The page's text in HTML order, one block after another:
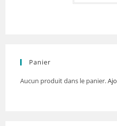
Panier
Aucun produit dans le panier.